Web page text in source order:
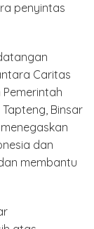
penyintas
Caritas
Binsar
dan
membantu